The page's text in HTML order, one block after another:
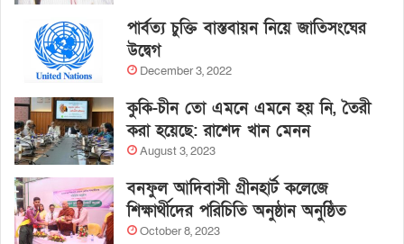
পার্বত্য চুক্তি বাস্তবায়ন নিয়ে জাতিসংঘের
উদ্বেগ
December 3, 2022
কুকি-চীন তো এমনে এমনে হয় নি, তৈরী
করা হয়েছে: রাশেদ খান মেনন
August 3, 2023
বনফুল আদিবাসী গ্রীনহার্ট কলেজে
শিক্ষার্থীদের পরিচিতি অনুষ্ঠান অনুষ্ঠিত
October 8, 2023